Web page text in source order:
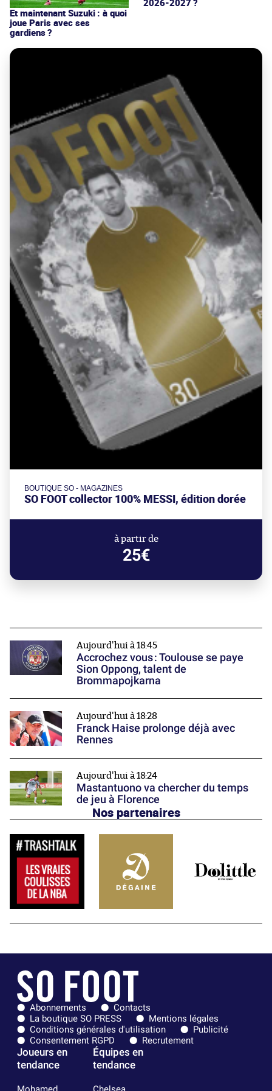
Et maintenant Suzuki : à quoi
joue Paris avec ses
gardiens ?
2026-2027 ?
BOUTIQUE SO - MAGAZINES
SO FOOT collector 100% MESSI, édition dorée
à partir de
25€
Aujourd'hui à 18:45
Accrochez vous : Toulouse se paye
Sion Oppong, talent de
Brommapojkarna
Aujourd'hui à 18:28
Franck Haise prolonge déjà avec
Rennes
Aujourd'hui à 18:24
Mastantuono va chercher du temps
de jeu à Florence
Nos partenaires
Abonnements
Contacts
La boutique SO PRESS
Mentions légales
Conditions générales d'utilisation
Publicité
Consentement RGPD
Recrutement
Joueurs en
tendance
Équipes en
tendance